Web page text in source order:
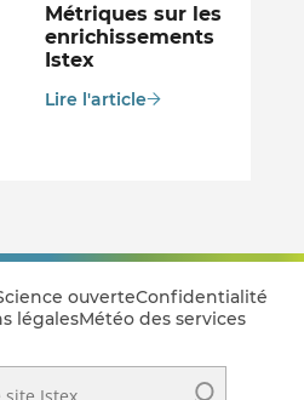
Métriques sur les
enrichissements
Istex
Lire l'article
ouverteConfidentialité
légalesMétéo des services